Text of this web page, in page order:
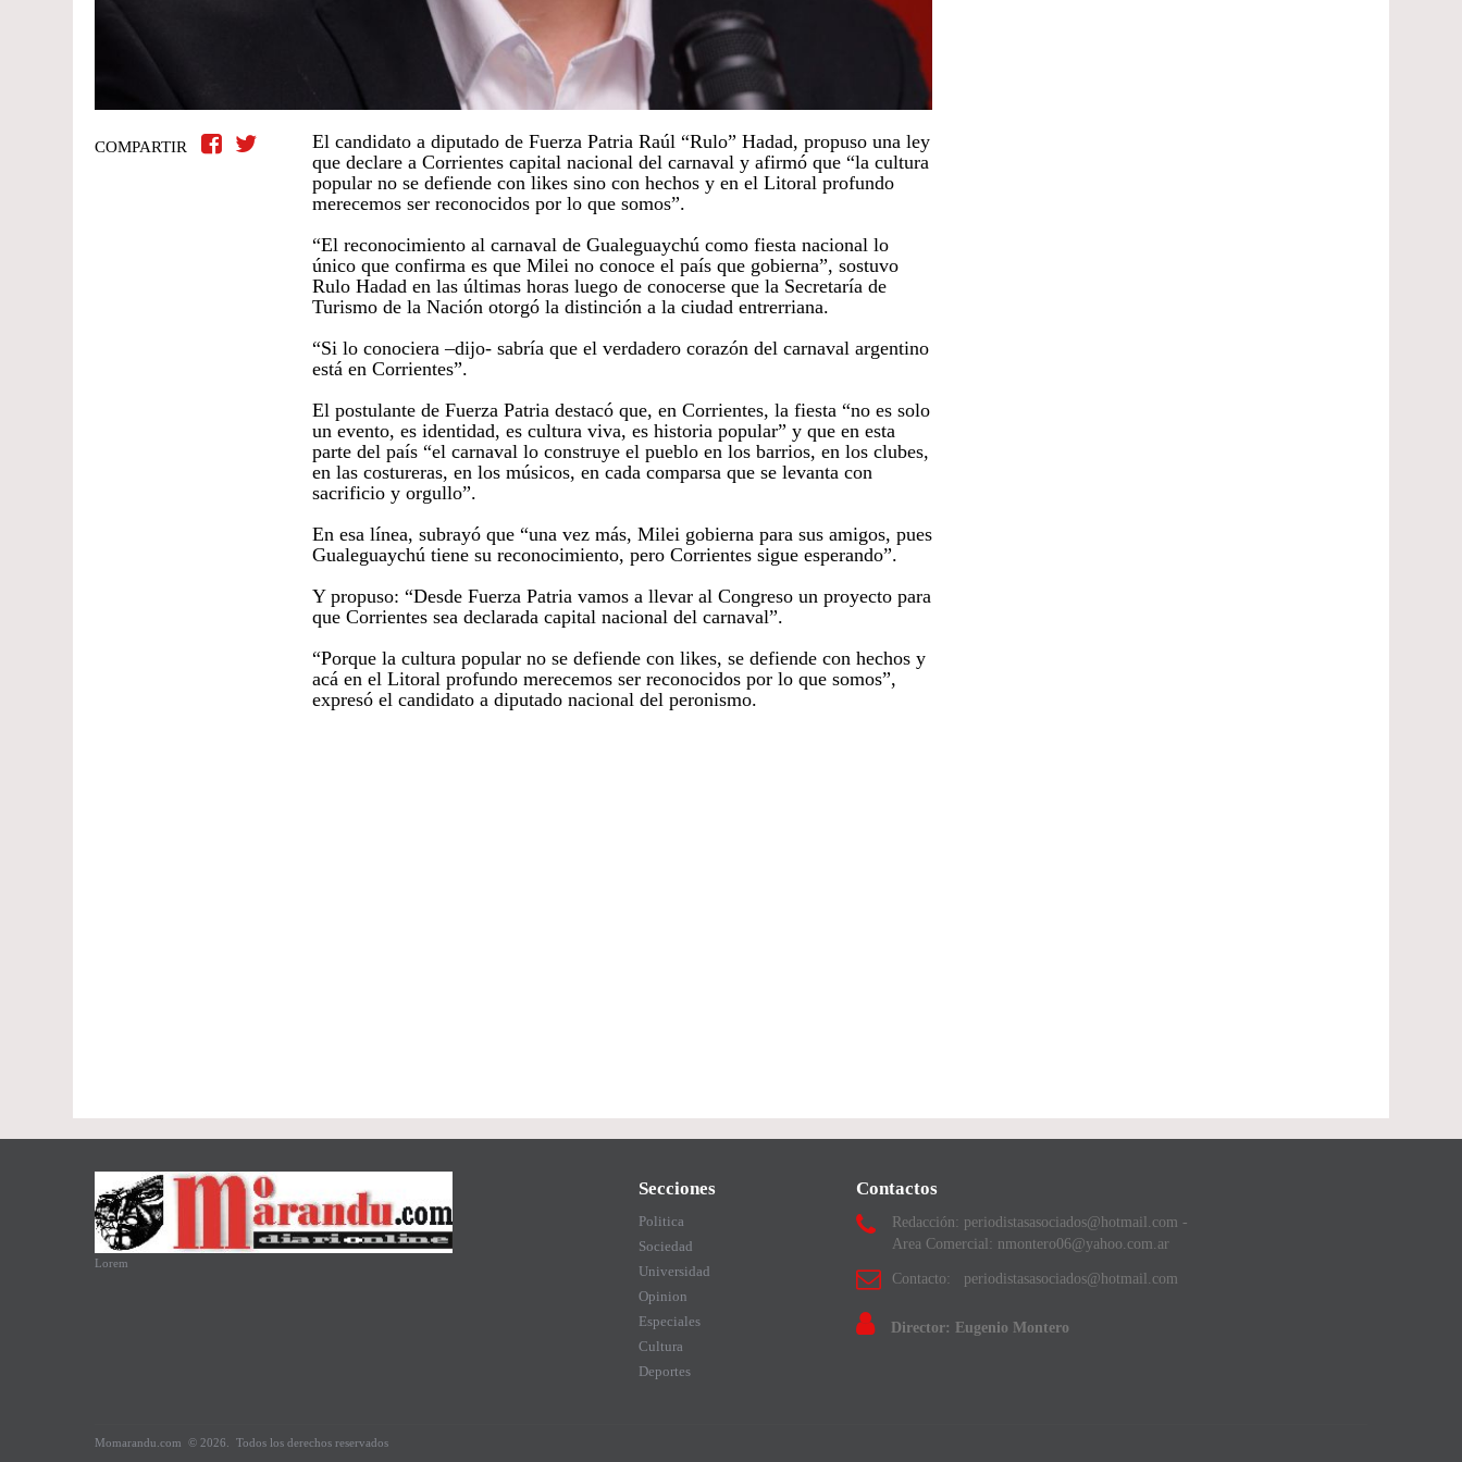
COMPARTIR
El candidato a diputado de Fuerza Patria Raúl “Rulo” Hadad, propuso una ley
que declare a Corrientes capital nacional del carnaval y afirmó que “la cultura
popular no se defiende con likes sino con hechos y en el Litoral profundo
merecemos ser reconocidos por lo que somos”.
“El reconocimiento al carnaval de Gualeguaychú como fiesta nacional lo
único que confirma es que Milei no conoce el país que gobierna”, sostuvo
Rulo Hadad en las últimas horas luego de conocerse que la Secretaría de
Turismo de la Nación otorgó la distinción a la ciudad entrerriana.
“Si lo conociera –dijo- sabría que el verdadero corazón del carnaval argentino
está en Corrientes”.
El postulante de Fuerza Patria destacó que, en Corrientes, la fiesta “no es solo
un evento, es identidad, es cultura viva, es historia popular” y que en esta
parte del país “el carnaval lo construye el pueblo en los barrios, en los clubes,
en las costureras, en los músicos, en cada comparsa que se levanta con
sacrificio y orgullo”.
En esa línea, subrayó que “una vez más, Milei gobierna para sus amigos, pues
Gualeguaychú tiene su reconocimiento, pero Corrientes sigue esperando”.
Y propuso: “Desde Fuerza Patria vamos a llevar al Congreso un proyecto para
que Corrientes sea declarada capital nacional del carnaval”.
“Porque la cultura popular no se defiende con likes, se defiende con hechos y
acá en el Litoral profundo merecemos ser reconocidos por lo que somos”,
expresó el candidato a diputado nacional del peronismo.
Lorem
Secciones
Politica
Sociedad
Universidad
Opinion
Especiales
Cultura
Deportes
Contactos
Redacción: periodistasasociados@hotmail.com -
Area Comercial: nmontero06@yahoo.com.ar
Contacto: periodistasasociados@hotmail.com
Director: Eugenio Montero
Momarandu.com © 2026. Todos los derechos reservados